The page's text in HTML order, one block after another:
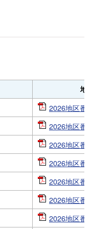
地
2026地区番
2026地区番
2026地区番
2026地区番
2026地区番
2026地区番
2026地区番